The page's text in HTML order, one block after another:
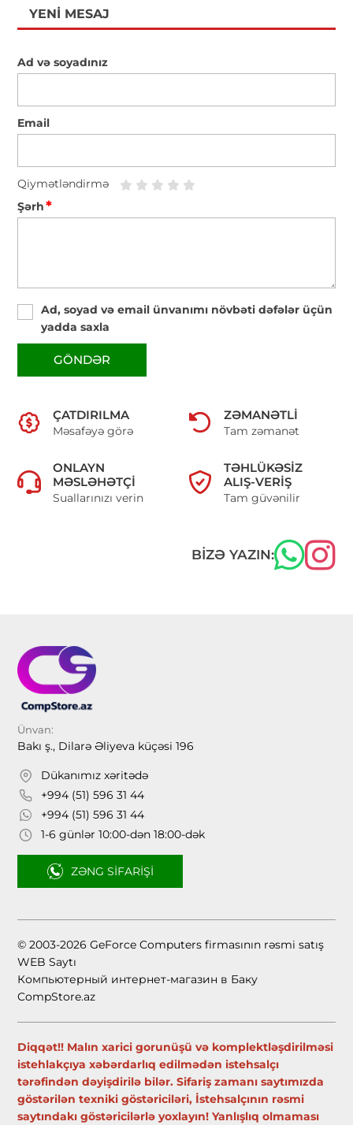
YENI MESAJ
Ad və soyadınız
Email
Qiymətləndirmə
Şərh*
Ad, soyad və email ünvanımı növbəti dəfələr üçün
yadda saxla
GÖNDƏR
ÇATDIRILMA
Məsafəyə görə
ZƏMANƏTLI
Tam zəmanət
ONLAYN
MƏSLƏHƏTÇI
Suallarınızı verin
TƏHLÜKƏSIZ
ALIŞ-VERIŞ
Tam güvənilir
BIZƏ YAZIN:
Ünvan:
Bakı ş., Dilarə Əliyeva küçəsi 196
Dükanımız xəritədə
+994 (51) 596 31 44
+994 (51) 596 31 44
1-6 günlər 10:00-dən 18:00-dək
ZƏNG SIFARIŞI
© 2003-2026 GeForce Computers firmasının rəsmi satış
WEB Saytı
Компьютерный интернет-магазин в Баку
CompStore.az
Diqqət!! Malın xarici gorunüşü və komplektləşdirilməsi
istehlakçıya xəbərdarlıq edilmədən istehsalçı
tərəfindən dəyişdirilə bilər. Sifariş zamanı saytımızda
göstərilən texniki göstəriciləri, İstehsalçının rəsmi
saytındakı göstəricilərlə yoxlayın! Yanlışlıq olmaması